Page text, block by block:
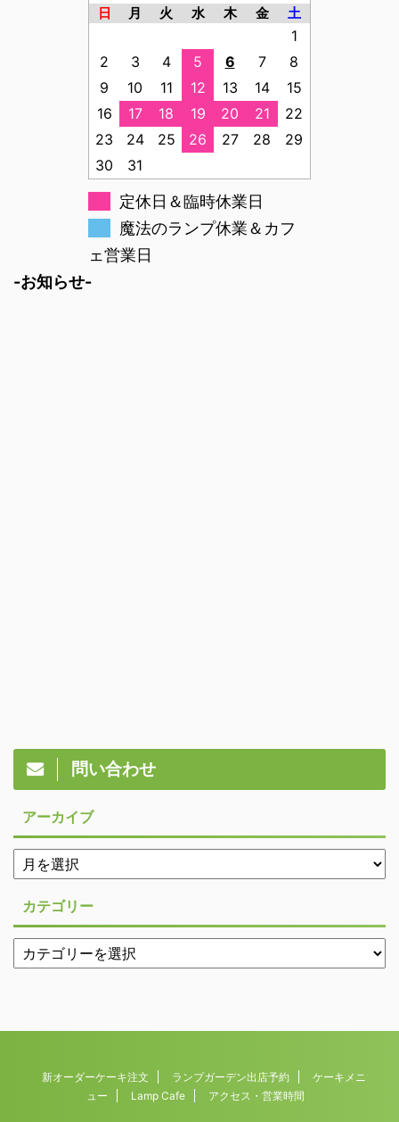
日 月 火 水 木 金 土
1
2
3 4 5 6 7
8
9
10 11 12 13 14
15
16
17 18 19 20 21
22
23
24 25 26 27 28
29
30
31
定休日＆臨時休業日
魔法のランプ休業＆カフ
ェ営業日
-お知らせ-
問い合わせ
アーカイブ
カテゴリー
新オーダーケーキ注文 ランプガーデン出店予約
ケーキメニ
ュー
Lamp Cafe アクセス・営業時間